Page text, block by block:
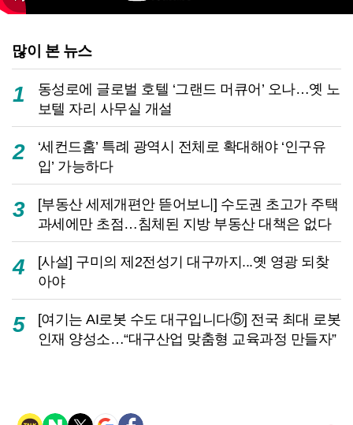
많이 본 뉴스
1
동성로에 글로벌 호텔 ‘그랜드 머큐어’ 오나…옛 노
보텔 자리 사무실 개설
2
‘세컨드홈’ 특례 광역시 전체로 확대해야 ‘인구유
입’ 가능하다
3
[부동산 세제개편안 뜯어보니] 수도권 초고가 주택
과세에만 초점…침체된 지방 부동산 대책은 없다
4
[사설] 구미의 제2전성기 대구까지...옛 영광 되찾
아야
5
[여기는 AI로봇 수도 대구입니다⑤] 전국 최대 로봇
인재 양성소…“대구산업 맞춤형 교육과정 만들자”